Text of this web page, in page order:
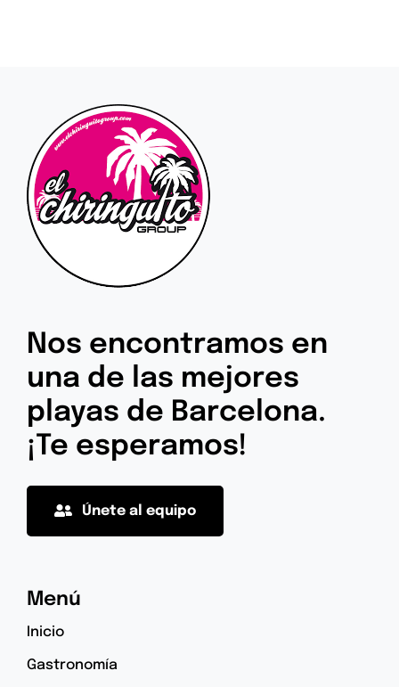
Nos encontramos en
una de las mejores
playas de Barcelona.
¡Te esperamos!
Únete al equipo
Menú
Inicio
Gastronomía